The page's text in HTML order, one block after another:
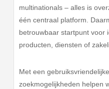
multinationals – alles is
één centraal platform.
betrouwbaar startpunt voor
producten, diensten of
Met een
zoekmogelijkheden helpen